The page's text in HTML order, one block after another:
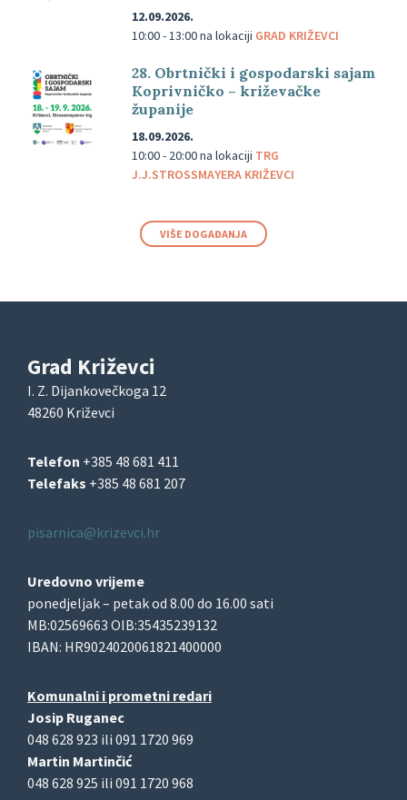
12.09.2026.
10:00 - 13:00na lokaciji GRAD KRIŽEVCI
28. Obrtnički i gospodarski sajam
Koprivničko – križevačke
županije
18.09.2026.
10:00 - 20:00na lokaciji TRG
J.J.STROSSMAYERA KRIŽEVCI
VIŠE DOGAĐANJA
Grad Križevci
I. Z. Dijankovečkoga 12
48260 Križevci
Telefon +385 48 681 411
Telefaks +385 48 681 207
pisarnica@krizevci.hr
Uredovno vrijeme
ponedjeljak – petak od 8.00 do 16.00 sati
MB:02569663 OIB:35435239132
IBAN: HR9024020061821400000
Komunalni i prometni redari
Josip Ruganec
048 628 923 ili 091 1720 969
Martin Martinčić
048 628 925 ili 091 1720 968